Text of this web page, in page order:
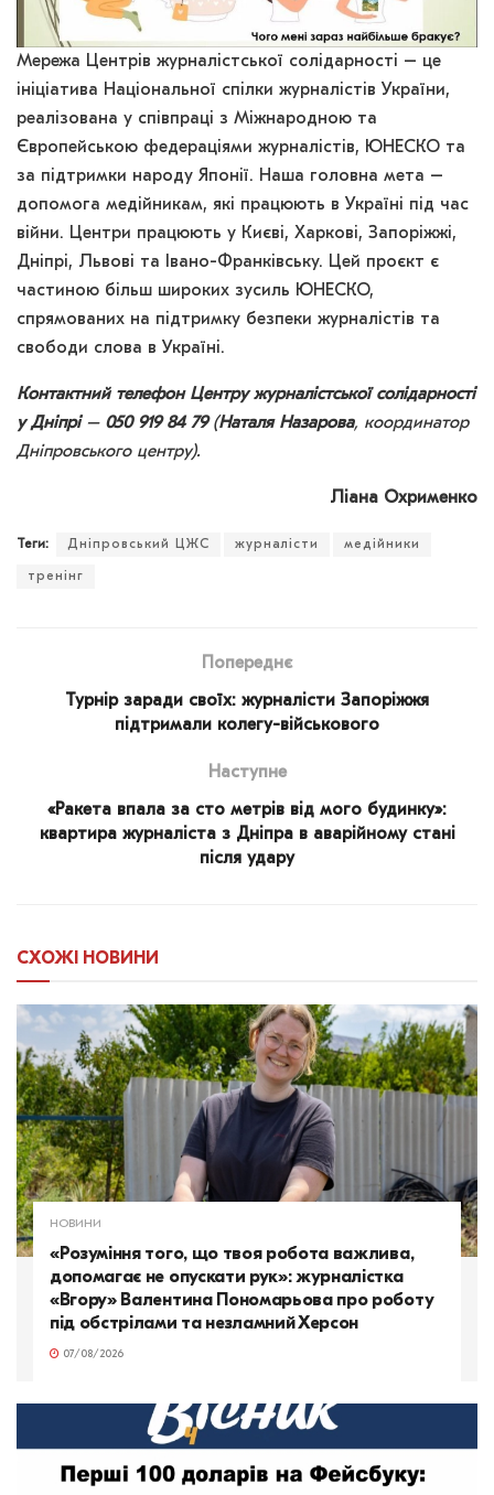
Мережа Центрів журналістської солідарності – це
ініціатива Національної спілки журналістів України,
реалізована у співпраці з Міжнародною та
Європейською федераціями журналістів, ЮНЕСКО та
за підтримки народу Японії. Наша головна мета –
допомога медійникам, які працюють в Україні під час
війни. Центри працюють у Києві, Харкові, Запоріжжі,
Дніпрі, Львові та Івано-Франківську. Цей проєкт є
частиною більш широких зусиль ЮНЕСКО,
спрямованих на підтримку безпеки журналістів та
свободи слова в Україні.
Контактний телефон Центру журналістської солідарності
у Дніпрі– 050 919 84 79(Наталя Назарова, координатор
Дніпровського центру).
Ліана Охрименко
Теги: Дніпровський ЦЖС журналісти медійники
тренінг
Попереднє
Турнір заради своїх: журналісти Запоріжжя
підтримали колегу-військового
Наступне
«Ракета впала за сто метрів від мого будинку»:
квартира журналіста з Дніпра в аварійному стані
після удару
СХОЖІ НОВИНИ
НОВИНИ
«Розуміння того, що твоя робота важлива,
допомагає не опускати рук»: журналістка
«Вгору» Валентина Пономарьова про роботу
під обстрілами та незламний Херсон
07/08/2026